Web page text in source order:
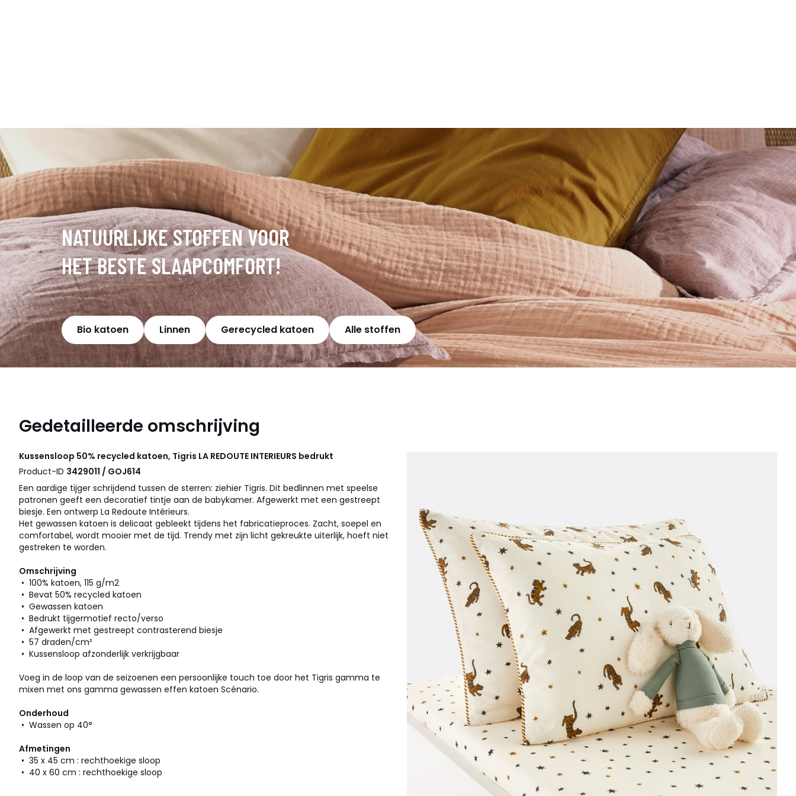
NATUURLIJKE STOFFEN VOOR
HET BESTE SLAAPCOMFORT!
Bio katoen Linnen Gerecycled katoen Alle stoffen
Gedetailleerde omschrijving
Kussensloop 50% recycled katoen, Tigris LA REDOUTE INTERIEURS bedrukt
Product-ID 3429011 / GOJ614
Een aardige tijger schrijdend tussen de sterren: ziehier Tigris. Dit bedlinnen met speelse
patronen geeft een decoratief tintje aan de babykamer. Afgewerkt met een gestreept
biesje. Een ontwerp La Redoute Intérieurs.
Het gewassen katoen is delicaat gebleekt tijdens het fabricatieproces. Zacht, soepel en
comfortabel, wordt mooier met de tijd. Trendy met zijn licht gekreukte uiterlijk, hoeft niet
gestreken te worden.
Omschrijving
• 100% katoen, 115 g/m2
• Bevat 50% recycled katoen
• Gewassen katoen
• Bedrukt tijgermotief recto/verso
• Afgewerkt met gestreept contrasterend biesje
• 57 draden/cm²
• Kussensloop afzonderlijk verkrijgbaar
Voeg in de loop van de seizoenen een persoonlijke touch toe door het Tigris gamma te
mixen met ons gamma gewassen effen katoen Scénario.
Onderhoud
• Wassen op 40°
Afmetingen
• 35 x 45 cm : rechthoekige sloop
• 40 x 60 cm : rechthoekige sloop